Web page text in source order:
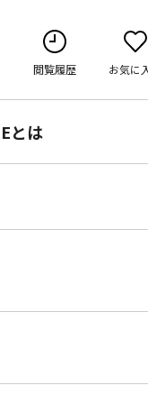
閲覧履歴 お気に
とは